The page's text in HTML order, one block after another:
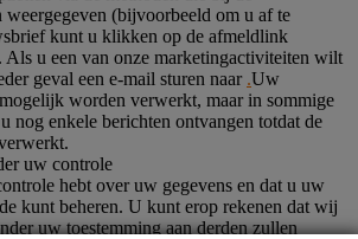
(bijvoorbeeld om u af te
kunt u klikken op de afmeldlink
Als u een van onze marketingactiviteiten wilt
geval een e-mail sturen naar .Uw
worden verwerkt, maar in sommige
nog enkele berichten ontvangen totdat de
uw controle
hebt over uw gegevens en dat u uw
kunt beheren. U kunt erop rekenen dat wij
uw toestemming aan derden zullen